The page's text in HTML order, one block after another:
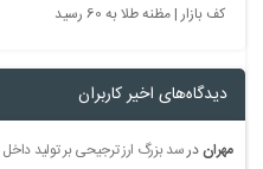
کف بازار | مظنه طلا به 60 رسید
دیدگاه‌های اخیر کاربران
مهراندرسد بزرگ ارز ترجیحی بر تولید